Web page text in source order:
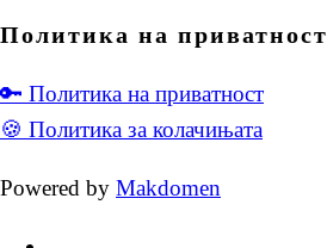
Политика на приватност
🔑 Политика на приватност
🍪 Политика за колачињата
Powered by Makdomen